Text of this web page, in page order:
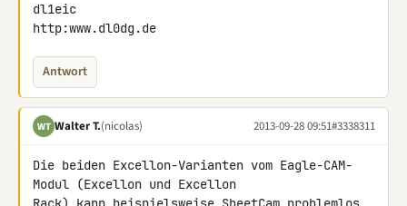
dl1eic
http:www.dl0dg.de
Antwort
WT Walter T.(nicolas) 2013-09-28 09:51#3338311
Die beiden Excellon-Varianten vom Eagle-CAM-
Modul (Excellon und Excellon